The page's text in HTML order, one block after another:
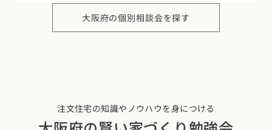
大阪府の個別相談会を探す
注文住宅の知識やノウハウを身につける